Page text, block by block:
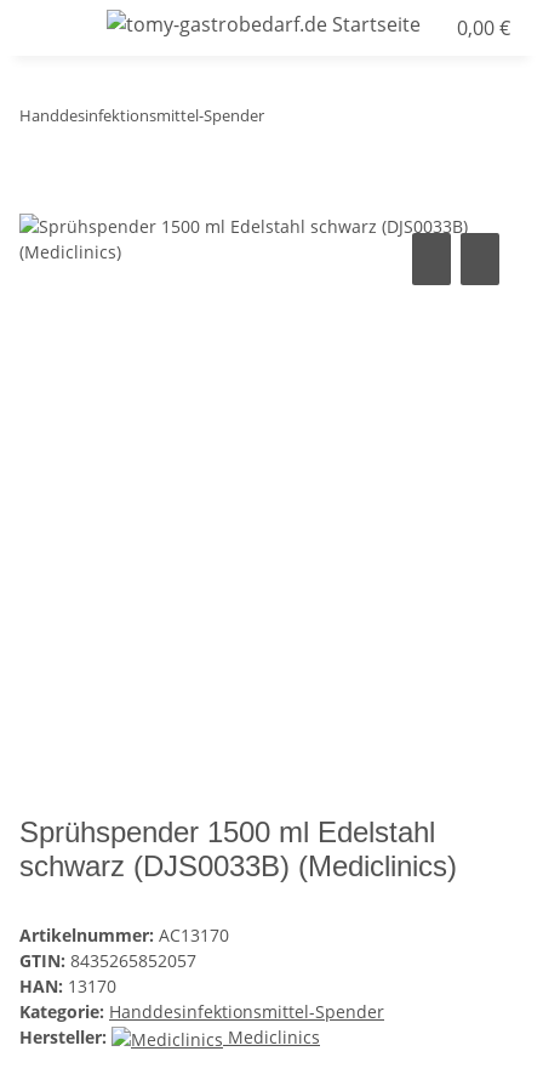
0,00 €
Handdesinfektionsmittel-Spender
Sprühspender 1500 ml Edelstahl
schwarz (DJS0033B) (Mediclinics)
Artikelnummer: AC13170
GTIN: 8435265852057
HAN: 13170
Kategorie: Handdesinfektionsmittel-Spender
Hersteller:
Mediclinics